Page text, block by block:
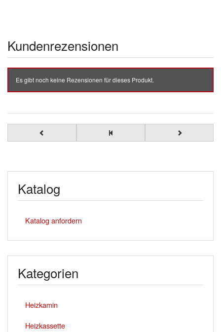
Kundenrezensionen
Es gibt noch keine Rezensionen für dieses Produkt.
Katalog
Katalog anfordern
Kategorien
Heizkamin
Heizkassette